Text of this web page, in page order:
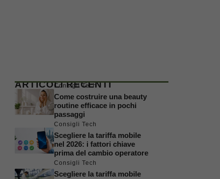
ARTICOLI RECENTI
Consigli Tech
Come costruire una beauty
routine efficace in pochi
passaggi
Consigli Tech
Scegliere la tariffa mobile
nel 2026: i fattori chiave
prima del cambio operatore
Consigli Tech
Scegliere la tariffa mobile